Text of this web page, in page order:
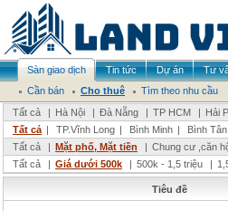
Sàn giao dịch Tin tức Dự án Tư
Cần bán
Cho thuê
Tìm theo nhu cầu
Tất cả
| Hà Nội | Đà Nẵng | TP HCM | Hải
Tất cả | TP.Vĩnh Long | Bình Minh | Bình Tân
Tất cả
| Mặt phố, Mặt tiền | Chung cư ,căn
Tất cả
| Giá dưới 500k | 500k - 1,5 triệu |
Tiêu đề